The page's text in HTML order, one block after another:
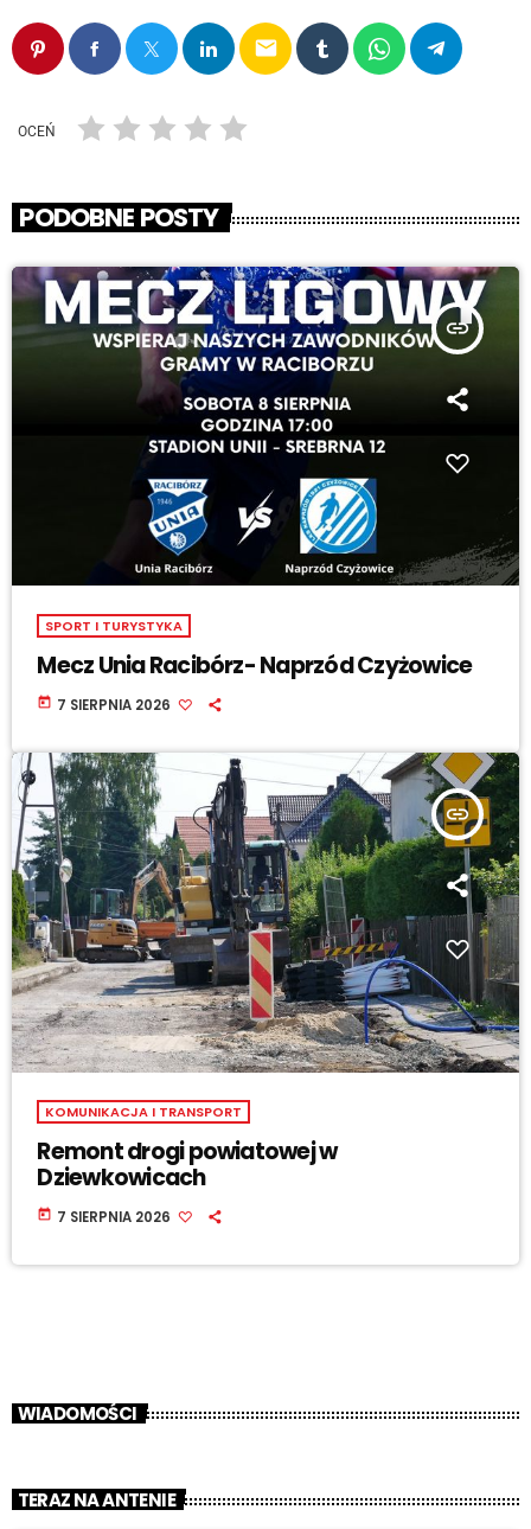
email
OCEŃ
PODOBNE POSTY
insert_link
SPORT I TURYSTYKA
Mecz Unia Racibórz- Naprzód Czyżowice
today 7 SIERPNIA 2026
insert_link
KOMUNIKACJA I TRANSPORT
Remont drogi powiatowej w
Dziewkowicach
today 7 SIERPNIA 2026
WIADOMOŚCI
TERAZ NA ANTENIE